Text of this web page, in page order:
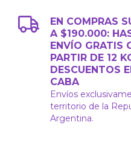
EN COMPRAS
A $190.000:
ENVÍO GRATIS
PARTIR DE 12
DESCUENTOS
CABA
Envíos
territorio de la
Argentina.